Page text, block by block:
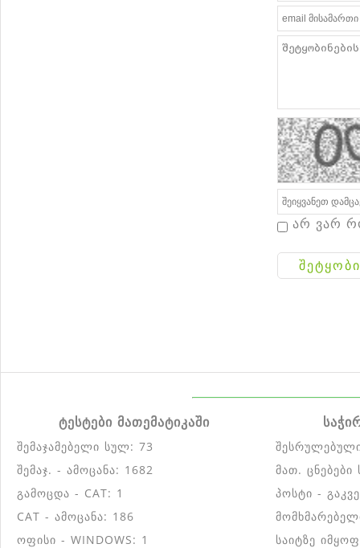
არ ვარ
ტესტები მათემატიკაში
შემაჯამებელი სულ: 73
შემაჯ. - ამოცანა: 1682
გამოცდა - CAT: 1
CAT - ამოცანა: 186
ოფისი - WINDOWS: 1
მათ.
პოსტი -
საიტზე